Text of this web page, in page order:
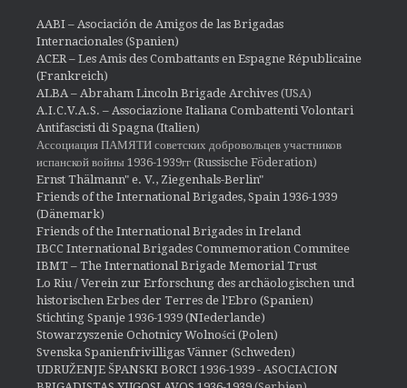
AABI – Asociación de Amigos de las Brigadas
Internacionales (Spanien)
ACER – Les Amis des Combattants en Espagne Républicaine
(Frankreich)
ALBA – Abraham Lincoln Brigade Archives (USA)
A.I.C.V.A.S. – Associazione Italiana Combattenti Volontari
Antifascisti di Spagna (Italien)
Ассоциация ПАМЯТИ советских добровольцев участников
испанской войны 1936-1939гг (Russische Föderation)
Ernst Thälmann" e. V., Ziegenhals-Berlin"
Friends of the International Brigades, Spain 1936-1939
(Dänemark)
Friends of the International Brigades in Ireland
IBCC International Brigades Commemoration Commitee
IBMT – The International Brigade Memorial Trust
Lo Riu / Verein zur Erforschung des archäologischen und
historischen Erbes der Terres de l'Ebro (Spanien)
Stichting Spanje 1936-1939 (NIederlande)
Stowarzyszenie Ochotnicy Wolności (Polen)
Svenska Spanienfrivilligas Vänner (Schweden)
UDRUŽENJE ŠPANSKI BORCI 1936-1939 - ASOCIACION